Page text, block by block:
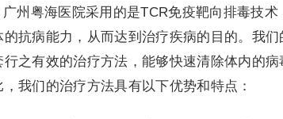
广州粤海医院采用的是TCR免疫靶向排毒技
的抗病能力，从而达到治疗疾病的目的。我
行之有效的治疗方法，能够快速清除体内的
，我们的治疗方法具有以下优势和特点：